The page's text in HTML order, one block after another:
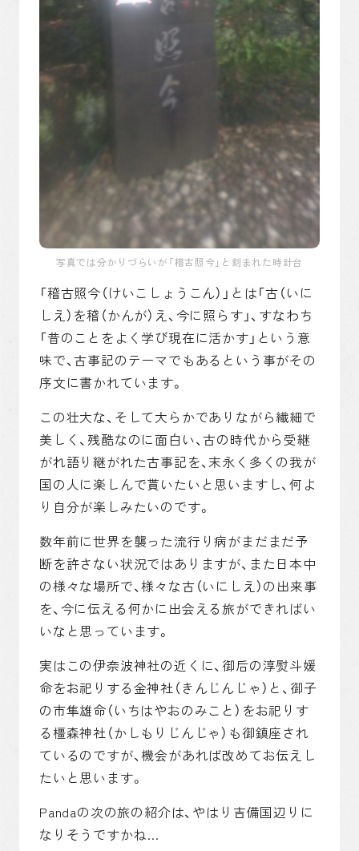
写真では分かりづらいが「稽古照今」と刻まれた時計台
「稽古照今（けいこしょうこん）」とは「古（いに
しえ）を稽（かんが）え、今に照らす」、すなわち
「昔のことをよく学び現在に活かす」という意
味で、古事記のテーマでもあるという事がその
序文に書かれています。
この壮大な、そして大らかでありながら繊細で
美しく、残酷なのに面白い、古の時代から受継
がれ語り継がれた古事記を、末永く多くの我が
国の人に楽しんで貰いたいと思いますし、何よ
り自分が楽しみたいのです。
数年前に世界を襲った流行り病がまだまだ予
断を許さない状況ではありますが、また日本中
の様々な場所で、様々な古（いにしえ）の出来事
を、今に伝える何かに出会える旅ができればい
いなと思っています。
実はこの伊奈波神社の近くに、御后の淳熨斗媛
命をお祀りする金神社（きんじんじゃ）と、御子
の市隼雄命（いちはやおのみこと）をお祀りす
る橿森神社（かしもりじんじゃ）も御鎮座され
ているのですが、機会があれば改めてお伝えし
たいと思います。
Pandaの次の旅の紹介は、やはり吉備国辺りに
なりそうですかね…